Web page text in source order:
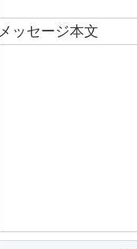
メッセージ本文